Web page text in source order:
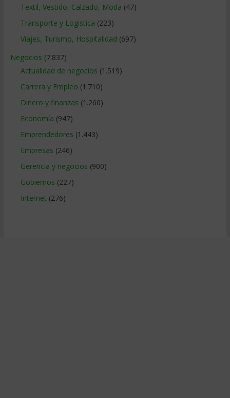
Textil, Vestido, Calzado, Moda (47)
Transporte y Logistica (223)
Viajes, Turismo, Hospitalidad (697)
Negocios (7.837)
Actualidad de negocios (1.519)
Carrera y Empleo (1.710)
Dinero y finanzas (1.260)
Economía (947)
Emprendedores (1.443)
Empresas (246)
Gerencia y negocios (900)
Gobiernos (227)
Internet (276)